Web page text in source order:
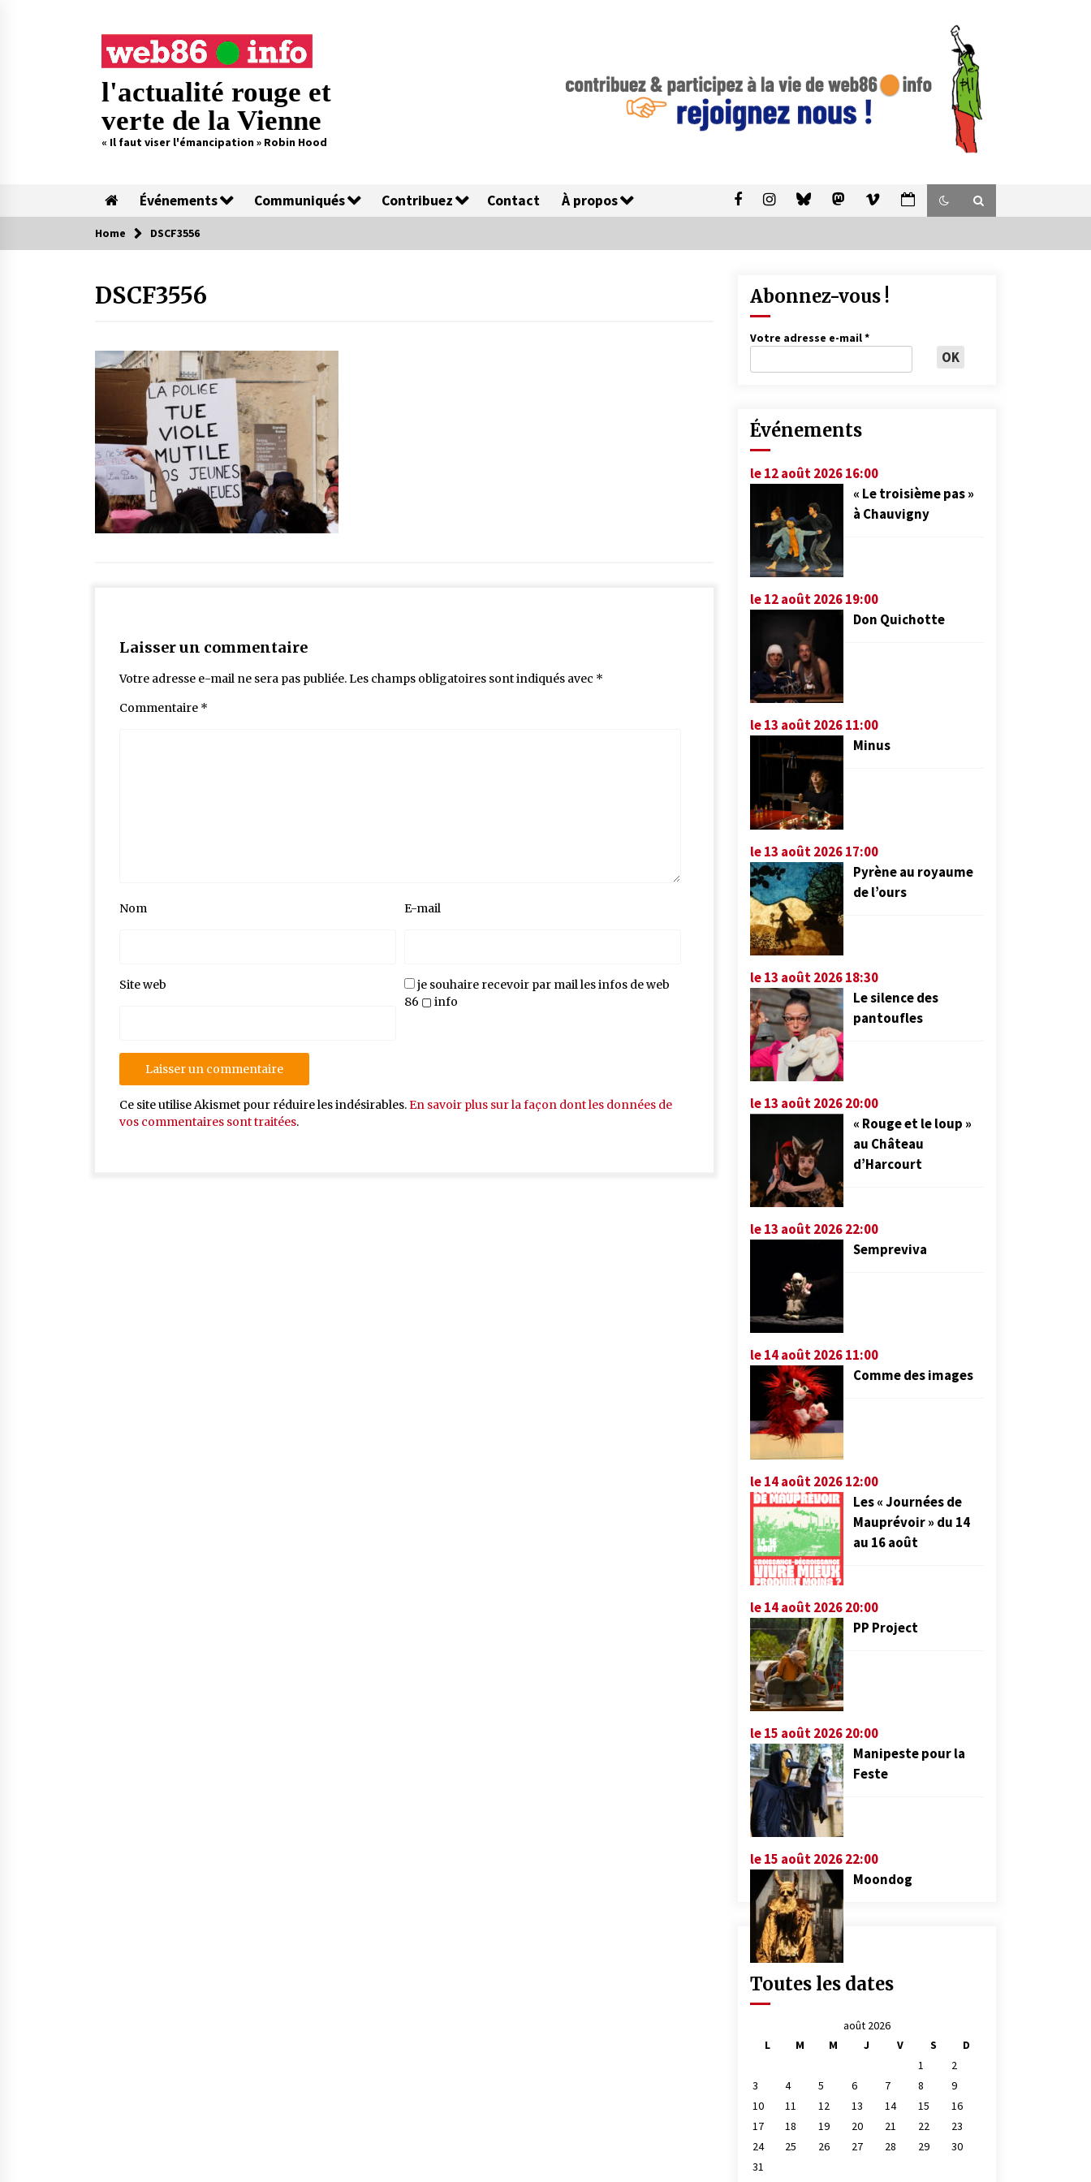
l'actualité rouge et
verte de la Vienne
« Il faut viser l'émancipation » Robin Hood
Événements Communiqués Contribuez Contact À propos
Home DSCF3556
DSCF3556
Laisser un commentaire
Votre adresse e-mail ne sera pas publiée.Les champs obligatoires sont indiqués avec *
Commentaire *
Nom E-mail
Site web
je souhaire recevoir par mail les infos de web
86 ▢ info
Ce site utilise Akismet pour réduire les indésirables.En savoir plus sur la façon dont les données de
vos commentaires sont traitées.
Abonnez-vous !
Votre adresse e-mail*
Événements
le 12 août 2026 16:00
« Le troisième pas »
à Chauvigny
le 12 août 2026 19:00
Don Quichotte
le 13 août 2026 11:00
Minus
le 13 août 2026 17:00
Pyrène au royaume
de l’ours
le 13 août 2026 18:30
Le silence des
pantoufles
le 13 août 2026 20:00
« Rouge et le loup »
au Château
d’Harcourt
le 13 août 2026 22:00
Sempreviva
le 14 août 2026 11:00
Comme des images
le 14 août 2026 12:00
Les « Journées de
Mauprévoir » du 14
au 16 août
le 14 août 2026 20:00
PP Project
le 15 août 2026 20:00
Manipeste pour la
Feste
le 15 août 2026 22:00
Moondog
Toutes les dates
août 2026
L
M M J V S
D
1
2
3
4 5 6 7 8
9
10
11 12 13 14 15
16
17
18 19 20 21 22
23
24
25 26 27 28 29
30
31